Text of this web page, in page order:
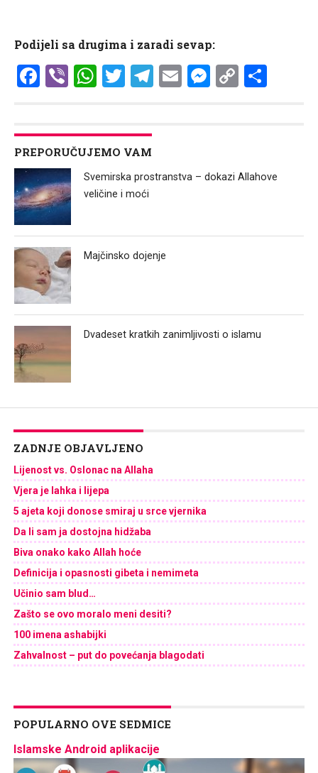
Podijeli sa drugima i zaradi sevap:
Facebook
ViberWhatsApp
Twitter
Telegram
EmailCopy
PREPORUČUJEMO VAM
Svemirska prostranstva – dokazi Allahove
veličine i moći
Majčinsko dojenje
Dvadeset kratkih zanimljivosti o islamu
ZADNJE OBJAVLJENO
Lijenost vs. Oslonac na Allaha
Vjera je lahka i lijepa
5 ajeta koji donose smiraj u srce vjernika
Da li sam ja dostojna hidžaba
Biva onako kako Allah hoće
Definicija i opasnosti gibeta i nemimeta
Učinio sam blud…
Zašto se ovo moralo meni desiti?
100 imena ashabijki
Zahvalnost – put do povećanja blagodati
POPULARNO OVE SEDMICE
Islamske Android aplikacije